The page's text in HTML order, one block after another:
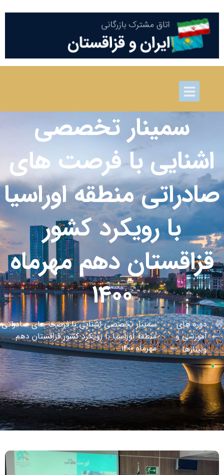
سمینار تخصصی
اشنایی با فرصت های
صادراتی منطقه اوراسیا
با رویکرد کشور
قزاقستان دهم مهرماه
۱۴۰۰
دوره های
آموزشی و
وبینارها
سمینار تخصصی اشنایی با فرصت های صادراتی
منطقه اوراسیا با رویکرد کشور قزاقستان دهم
مهرماه ۱۴۰۰